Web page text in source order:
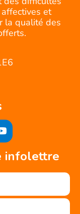
et
la qualité des
infolettre